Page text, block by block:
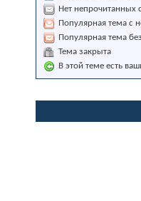
Нет непрочитанных
Популярная тема с
Популярная тема
Тема закрыта
В этой теме есть